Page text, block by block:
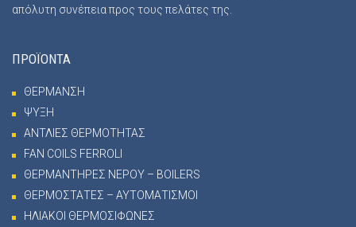
απόλυτη συνέπεια προς τους πελάτες της.
ΠΡΟΪΟΝΤΑ
ΘΕΡΜΑΝΣΗ
ΨΥΞΗ
ΑΝΤΛΙΕΣ ΘΕΡΜΟΤΗΤΑΣ
FAN COILS FERROLI
ΘΕΡΜΑΝΤΗΡΕΣ ΝΕΡΟΥ – BOILERS
ΘΕΡΜΟΣΤΑΤΕΣ – ΑΥΤΟΜΑΤΙΣΜΟΙ
ΗΛΙΑΚΟΙ ΘΕΡΜΟΣΙΦΩΝΕΣ